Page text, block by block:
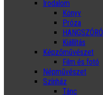
Irodalom
Könyv
Próza
HANGSZÓRÓ
Kiállítás
Képzőművészet
Film és fotó
Népművészet
Színház
Tánc